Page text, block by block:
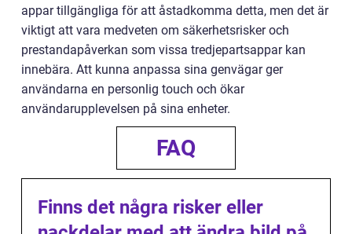
appar tillgängliga för att åstadkomma detta, men det är
viktigt att vara medveten om säkerhetsrisker och
prestandapåverkan som vissa tredjepartsappar kan
innebära. Att kunna anpassa sina genvägar ger
användarna en personlig touch och ökar
användarupplevelsen på sina enheter.
FAQ
Finns det några risker eller